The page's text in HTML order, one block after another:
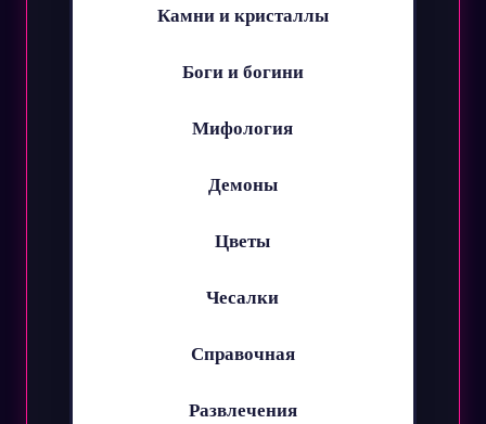
Камни и кристаллы
Боги и богини
Мифология
Демоны
Цветы
Чесалки
Справочная
Развлечения